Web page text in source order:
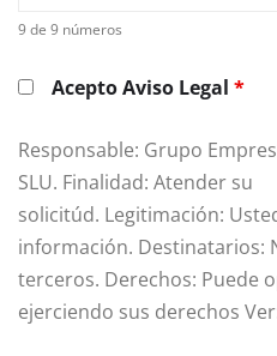
9 de 9 números
Acepto Aviso Legal*
Responsable: Grupo
SLU. Finalidad: Atender su
solicitúd. Legitimación:
información. Destinatarios:
terceros. Derechos: Puede
ejerciendo sus derechos